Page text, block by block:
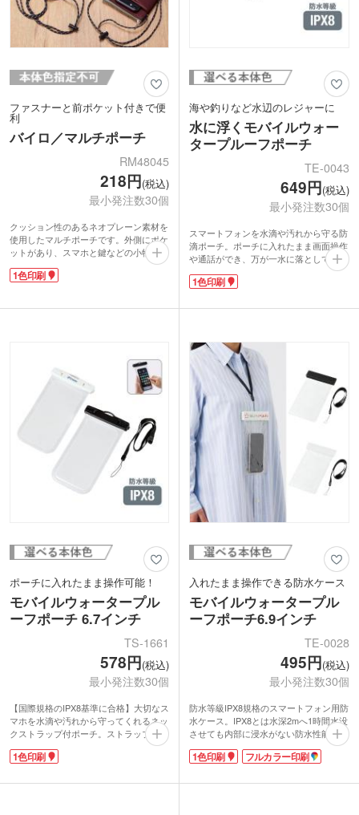
ファスナーと前ポケット付きで便
利
バイロ／マルチポーチ
RM48045
218円(税込)
最小発注数30個
クッション性のあるネオプレーン素材を
使用したマルチポーチです。外側にポケ
ットがあり、スマホと鍵などの小物を分
けて収納できます。メインのポーチ部分
はしっかりしまるファスナー仕様で、貴
ィとして配布するのにいかがでしょう
1色印刷
海や釣りなど水辺のレジャーに
水に浮くモバイルウォー
タープルーフポーチ
TE-0043
649円(税込)
最小発注数30個
スマートフォンを水滴や汚れから守る防
滴ポーチ。ポーチに入れたまま画面操作
や通話ができ、万が一水に落としても浮
かぶ安心設計。防水等級IPX8基準に合格
しています。6.7インチまでのスマート
レジャーやアウトドアでも便利に使えま
ャー関連の販促品としてもおすすめで
1色印刷
ポーチに入れたまま操作可能！
モバイルウォータープル
ーフポーチ 6.7インチ
TS-1661
578円(税込)
最小発注数30個
【国際規格のIPX8基準に合格】大切なス
マホを水滴や汚れから守ってくれるネッ
クストラップ付ポーチ。ストラップは取
り外し可能で安全パーツ付です。本体に
スマホを入れ、中の空気を抜いてクリッ
プールサイドでの撮影やバスタイムの動
1色印刷
入れたまま操作できる防水ケース
モバイルウォータープル
ーフポーチ6.9インチ
TE-0028
495円(税込)
最小発注数30個
防水等級IPX8規格のスマートフォン用防
水ケース。IPX8とは水深2mへ1時間水没
させても内部に浸水がない防水性能を有
します。ポーチに入れた状態でタッチ操
作、通話が可能です。スマホを入れたら
プで留める頑丈仕様。夏のキャンプ、レ
1色印刷 フルカラー印刷